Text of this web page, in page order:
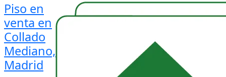
Piso en
venta en
Collado
Mediano,
Madrid